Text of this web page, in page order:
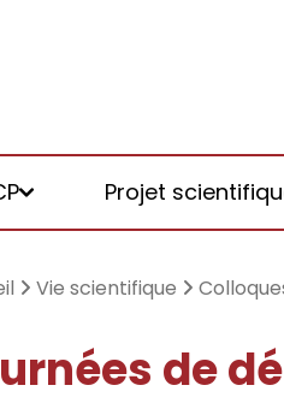
Projet
1. Hétérogénéité des
chercheurs
d’accueil
Vie scientifique
de